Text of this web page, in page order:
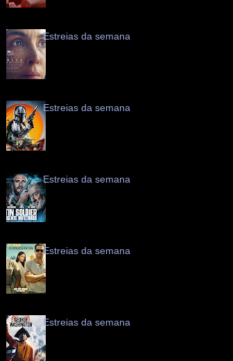
Estreias da semana
Estreias da semana
Estreias da semana
Estreias da semana
Estreias da semana